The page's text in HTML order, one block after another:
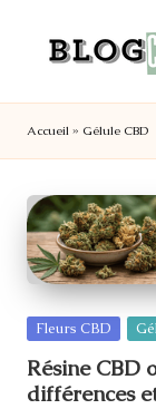
content
o
C
B
D
'e
a
u
CBD
France
CBD'eau
Accueil » Gélule CBD
Posted
Fleurs CBD
Résine CBD
différences